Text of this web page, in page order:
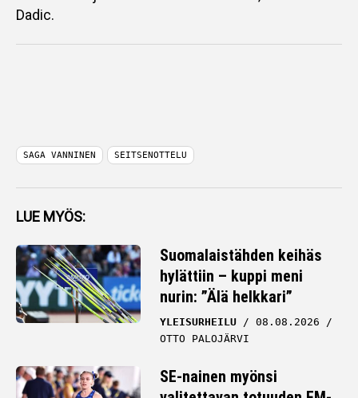
Dadic.
SAGA VANNINEN SEITSENOTTELU
LUE MYÖS:
Suomalaistähden keihäs
hylättiin – kuppi meni
nurin: ”Älä helkkari”
YLEISURHEILU
08.08.2026
OTTO PALOJÄRVI
SE-nainen myönsi